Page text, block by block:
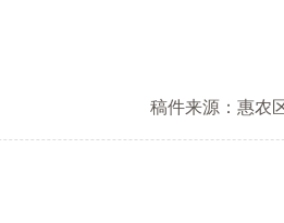
稿件来源：惠农